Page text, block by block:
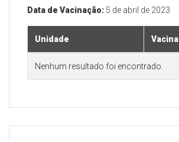
Data de Vacinação: 5 de abril de 2023
Unidade Vacina
Nenhum resultado foi encontrado.